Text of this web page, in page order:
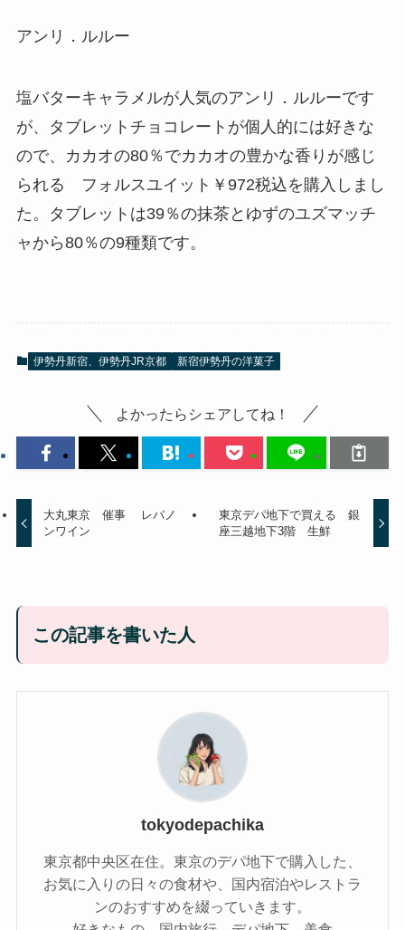
アンリ．ルルー
塩バターキャラメルが人気のアンリ．ルルーです
が、タブレットチョコレートが個人的には好きな
ので、カカオの80％でカカオの豊かな香りが感じ
られる フォルスユイット￥972税込を購入しまし
た。タブレットは39％の抹茶とゆずのユズマッチ
ャから80％の9種類です。
伊勢丹新宿、伊勢丹JR京都 新宿伊勢丹の洋菓子
よかったらシェアしてね！
大丸東京 催事 レバノ
ンワイン
東京デパ地下で買える 銀
座三越地下3階 生鮮
この記事を書いた人
tokyodepachika
東京都中央区在住。東京のデパ地下で購入した、
お気に入りの日々の食材や、国内宿泊やレストラ
ンのおすすめを綴っていきます。